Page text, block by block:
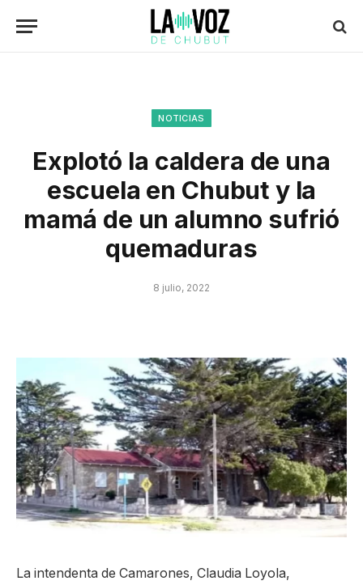
NOTICIAS
Explotó la caldera de una
escuela en Chubut y la
mamá de un alumno sufrió
quemaduras
8 julio, 2022
La intendenta de Camarones, Claudia Loyola,